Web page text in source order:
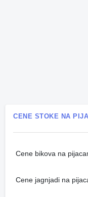
CENE STOKE NA
Cene bikova na
Cene jagnjadi na